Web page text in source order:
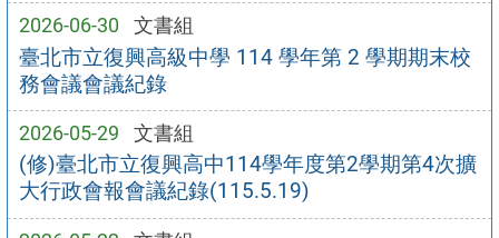
2026-06-30 文書組
臺北市立復興高級中學 114 學年第 2 學期期末校
務會議會議紀錄
2026-05-29 文書組
(修)臺北市立復興高中114學年度第2學期第4次擴
大行政會報會議紀錄(115.5.19)